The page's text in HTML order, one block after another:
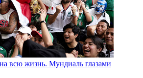
всю жизнь. Мундиаль глазами